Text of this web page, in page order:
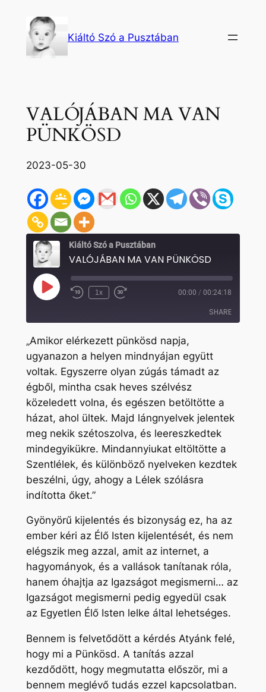
tartalomhoz
Kiáltó Szó a Pusztában
VALÓJÁBAN MA VAN
PÜNKÖSD
2023-05-30
Kiáltó Szó a Pusztában
VALÓJÁBAN MA VAN PÜNKÖSD
Play
Episode Rewind
1x
Fast
seconds
00:00 / 00:24:18
SHARE
SHARE
LINK
EMBED
„Amikor elérkezett pünkösd napja,
ugyanazon a helyen mindnyájan együtt
voltak. Egyszerre olyan zúgás támadt az
égből, mintha csak heves szélvész
közeledett volna, és egészen betöltötte a
házat, ahol ültek. Majd lángnyelvek jelentek
meg nekik szétoszolva, és leereszkedtek
mindegyikükre. Mindannyiukat eltöltötte a
Szentlélek, és különböző nyelveken kezdtek
beszélni, úgy, ahogy a Lélek szólásra
indította őket.”
Gyönyörű kijelentés és bizonyság ez, ha az
ember kéri az Élő Isten kijelentését, és nem
elégszik meg azzal, amit az internet, a
hagyományok, és a vallások tanítanak róla,
hanem óhajtja az Igazságot megismerni… az
Igazságot megismerni pedig egyedül csak
az Egyetlen Élő Isten lelke által lehetséges.
Bennem is felvetődött a kérdés Atyánk felé,
hogy mi a Pünkösd. A tanítás azzal
kezdődött, hogy megmutatta először, mi a
bennem meglévő tudás ezzel kapcsolatban.